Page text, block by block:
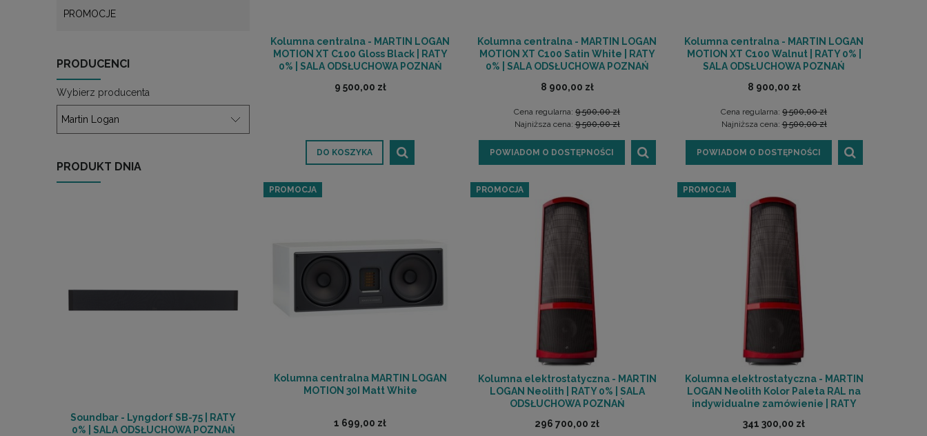
PROMOCJE
PRODUCENCI
Wybierz producenta
PRODUKT DNIA
Soundbar - Lyngdorf SB-75 | RATY
0% | SALA ODSŁUCHOWA POZNAŃ
Kolumna centralna - MARTIN LOGAN
MOTION XT C100 Gloss Black | RATY
0% | SALA ODSŁUCHOWA POZNAŃ
9 500,00 zł
DO KOSZYKA
Kolumna centralna - MARTIN LOGAN
MOTION XT C100 Satin White | RATY
0% | SALA ODSŁUCHOWA POZNAŃ
8 900,00 zł
Cena regularna: 9 500,00 zł
Najniższa cena:9 500,00 zł
POWIADOM O DOSTĘPNOŚCI
Kolumna centralna - MARTIN LOGAN
MOTION XT C100 Walnut | RATY 0% |
SALA ODSŁUCHOWA POZNAŃ
8 900,00 zł
Cena regularna: 9 500,00 zł
Najniższa cena:9 500,00 zł
POWIADOM O DOSTĘPNOŚCI
Kolumna centralna MARTIN LOGAN
MOTION 30I Matt White
1 699,00 zł
PROMOCJA
Kolumna elektrostatyczna - MARTIN
LOGAN Neolith | RATY 0% | SALA
ODSŁUCHOWA POZNAŃ
296 700,00 zł
PROMOCJA
Kolumna elektrostatyczna - MARTIN
LOGAN Neolith Kolor Paleta RAL na
indywidualne zamówienie | RATY
341 300,00 zł
PROMOCJA